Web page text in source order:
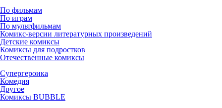
По фильмам
По играм
По мультфильмам
Комикс-версии литературных произведений
Детские комиксы
Комиксы для подростков
Отечественные комиксы
Супергероика
Комедия
Другое
Комиксы BUBBLE